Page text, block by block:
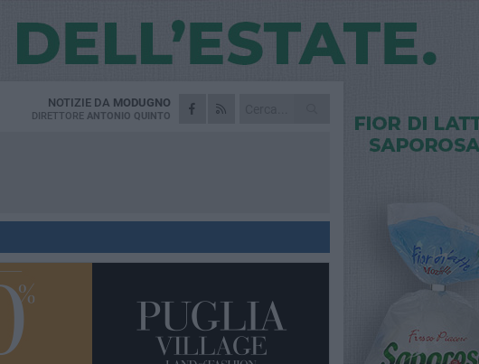
NOTIZIE DA MODUGNO
DIRETTORE ANTONIO QUINTO